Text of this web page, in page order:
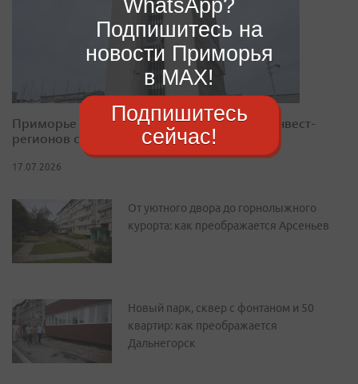
Приморье закрепилось в десятке лучших инвест-
регионов страны
17.07.2026
От уютного двора до горнолыжного
курорта: как преображается Арсеньев
Новый парк, сквер с фонтаном и 50
квартир: как преображается
Дальнегорск
WhatsApp?
Подпишитесь на
новости Приморья
в MAX!
Подпишитесь
сейчас!